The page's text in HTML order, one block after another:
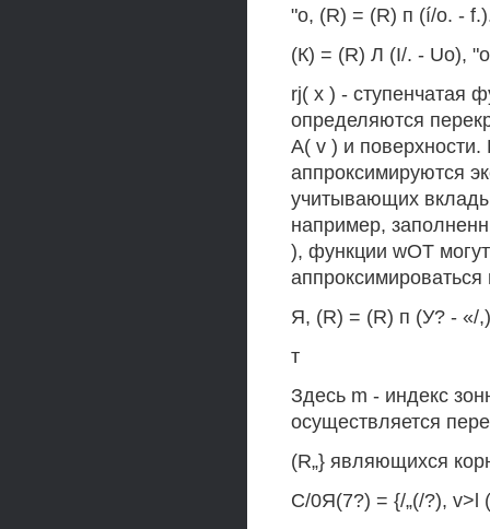
"о, (R) = (R) п (í/o. -
(К) = (R) Л (I/. - Uo),
rj( х ) - ступенчатая
определяются
А( v ) и
аппроксимируются
учитывающих
например,
), функции wOT
Я, (R) = (R) п (У? - «/
т
Здесь m - индекс
осуществляется
(R„} являющихся
С/0Я(7?) = {/„(/?), v>l